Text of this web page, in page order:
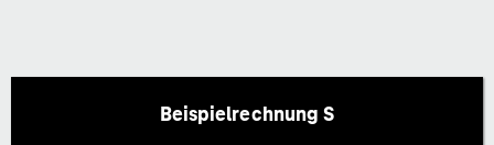
Beispielrechnung S